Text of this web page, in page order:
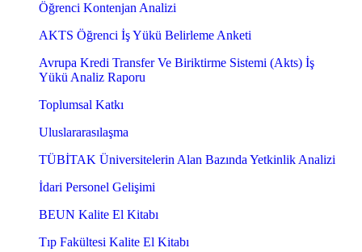
Öğrenci Kontenjan Analizi
AKTS Öğrenci İş Yükü Belirleme Anketi
Avrupa Kredi Transfer Ve Biriktirme Sistemi (Akts) İş
Yükü Analiz Raporu
Toplumsal Katkı
Uluslararasılaşma
TÜBİTAK Üniversitelerin Alan Bazında Yetkinlik Analizi
İdari Personel Gelişimi
BEUN Kalite El Kitabı
Tıp Fakültesi Kalite El Kitabı